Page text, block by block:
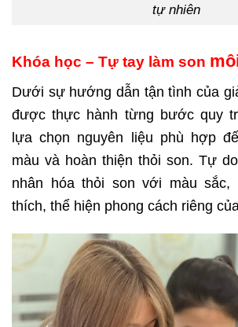
tự nhiên
Khóa học – Tự tay làm son
Dưới sự hướng dẫn tận tình của
được thực hành từng bước quy
lựa chọn nguyên liệu phù hợp
màu và hoàn thiện thỏi son. Tự
nhân hóa thỏi son với màu sắc,
thích, thể hiện phong cách riêng